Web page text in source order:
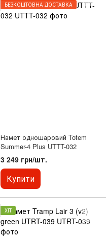
БЕЗКОШТОВНА ДОСТАВКА
Намет одношаровий Totem
Summer-4 Plus UTTT-032
3 249 грн/шт.
Купити
ХІТ